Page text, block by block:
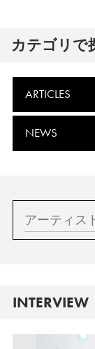
カテゴリで
ARTICLES
NEWS
INTERVIEW